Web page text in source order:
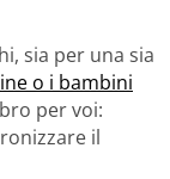
sia per una sia
o i bambini
per voi:
il